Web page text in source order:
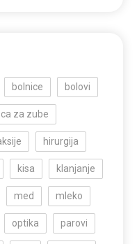
bolnice bolovi
za zube
hirurgija
kisa klanjanje
med mleko
optika parovi